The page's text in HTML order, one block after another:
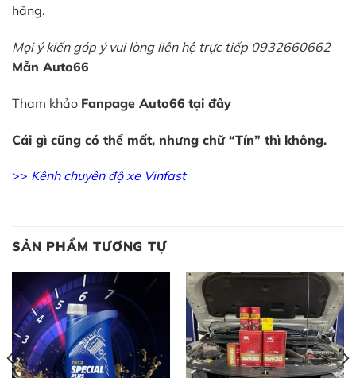
hãng.
Mọi ý kiến góp ý vui lòng liên hệ trực tiếp 0932660662
Mẫn Auto66
Tham khảo Fanpage Auto66 tại đây
Cái gì cũng có thể mất, nhưng chữ “Tín” thì không.
>> Kênh chuyên độ xe Vinfast
SẢN PHẨM TƯƠNG TỰ